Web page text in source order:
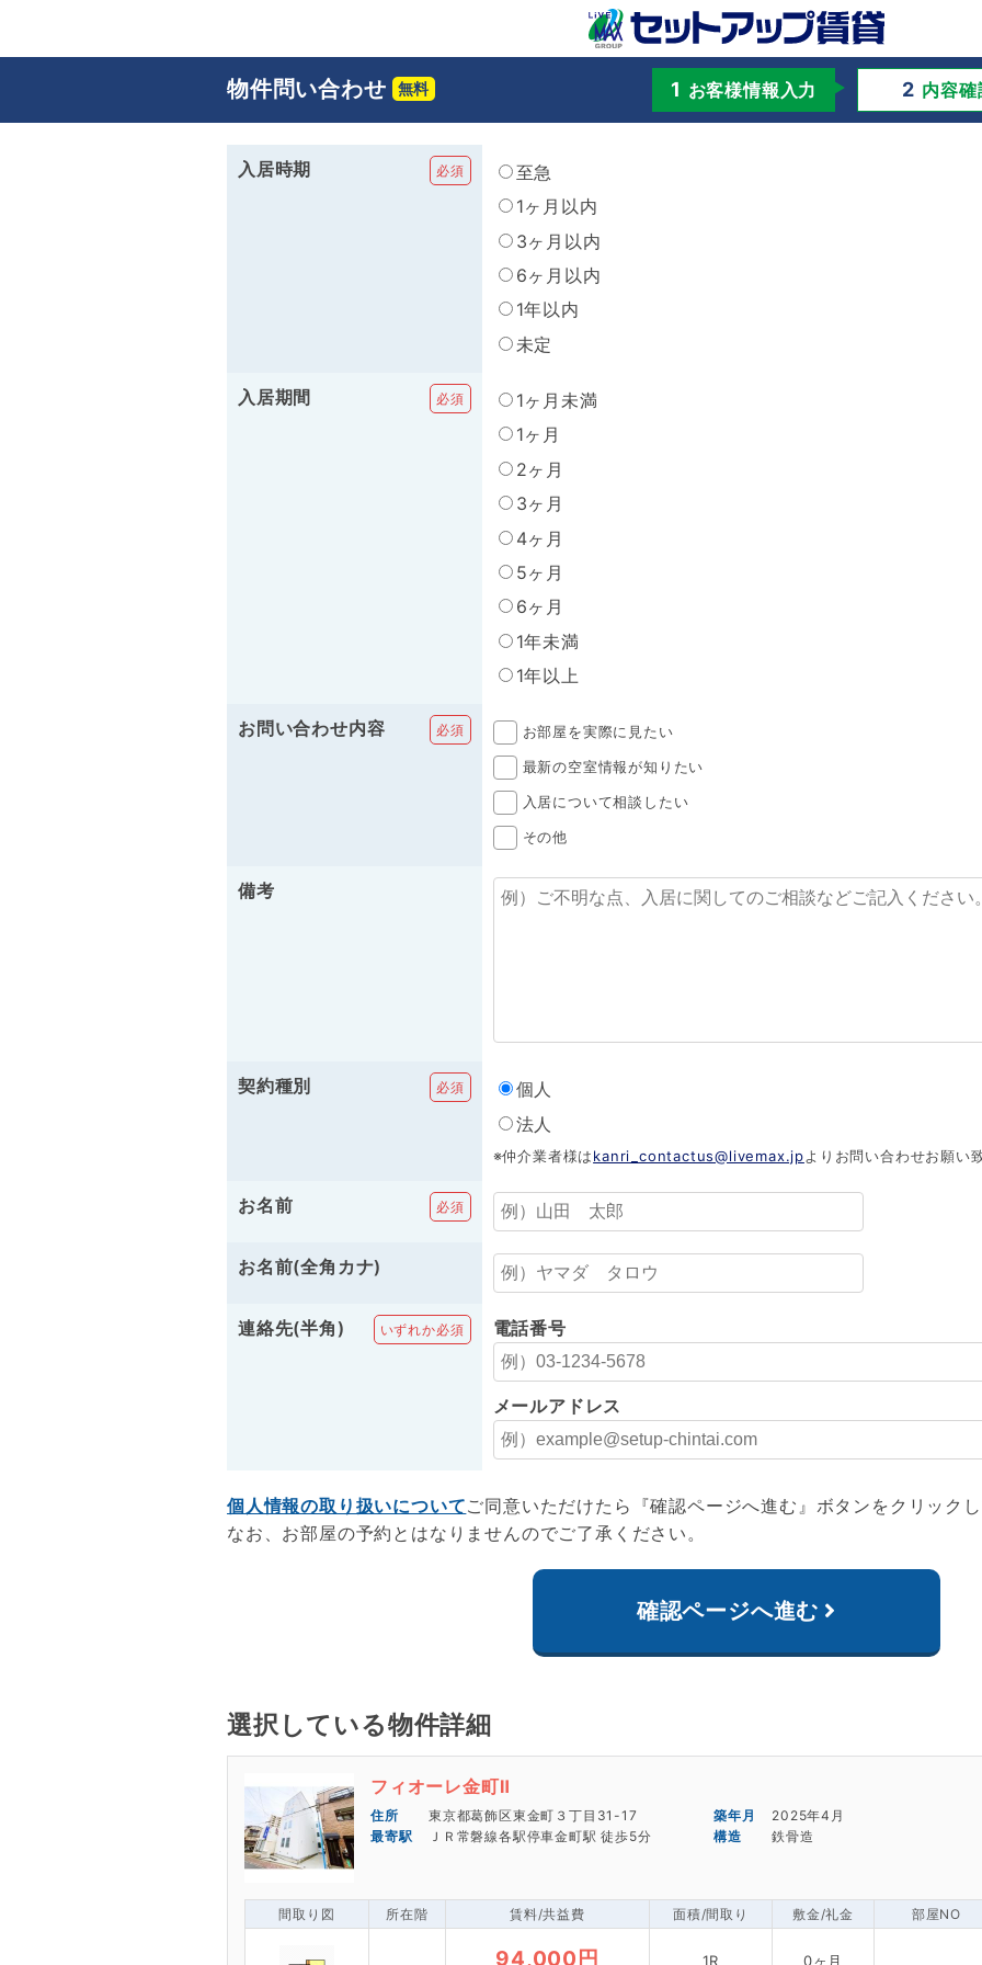
物件問い合わせ お客様情報入力 内容確
入居時期
至急
1ヶ月以内
3ヶ月以内
6ヶ月以内
1年以内
未定
入居期間
1ヶ月未満
1ヶ月
2ヶ月
3ヶ月
4ヶ月
5ヶ月
6ヶ月
1年未満
1年以上
お問い合わせ内容
お部屋を実際に見たい
最新の空室情報が知りたい
入居について相談したい
その他
備考
契約種別
個人
法人
※仲介業者様はkanri_contactus@livemax.jpよりお問い合わせお願い
お名前
お名前(全角カナ)
連絡先(半角) 電話番号
メールアドレス
個人情報の取り扱いについてご同意いただけたら『確認ページへ進む』ボタンをクリックし
なお、お部屋の予約とはなりませんのでご了承ください。
確認ページへ進む
選択している物件詳細
フィオーレ金町Ⅱ
東京都葛飾区東金町３丁目31-17
2025年4月
ＪＲ常磐線各駅停車金町駅 徒歩5分
鉄骨造
間取り図 所在階 賃料/共益費 面積/間取り 敷金/礼金 部屋NO
94,000円 1R 0ヶ月